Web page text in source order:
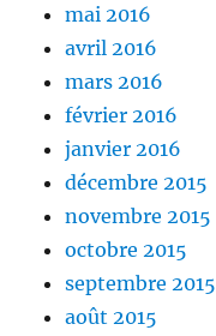
mai 2016
avril 2016
mars 2016
février 2016
janvier 2016
décembre 2015
novembre 2015
octobre 2015
septembre 2015
août 2015